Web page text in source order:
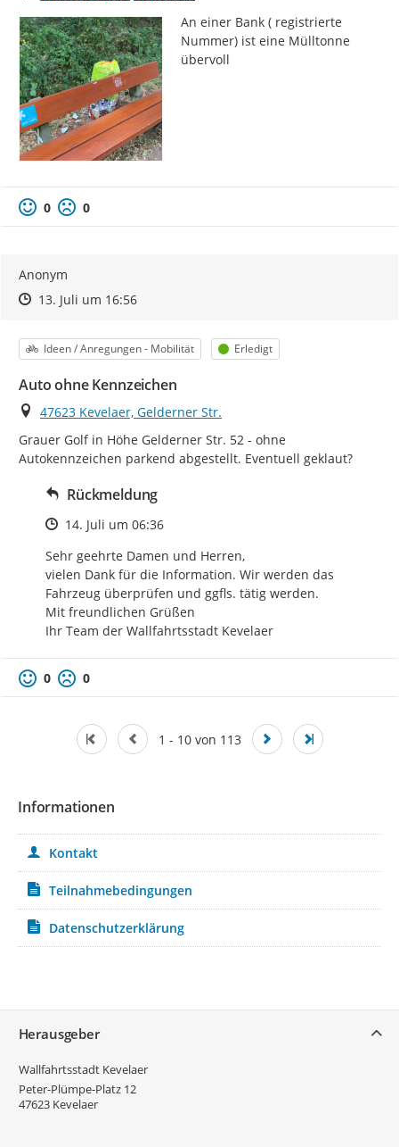
An einer Bank ( registrierte
Nummer) ist eine Mülltonne
übervoll
0 0
Anonym
Zeitpunkt des Erstellens
Zeitpunkt des Erstellens
13. Juli um 16:56Zur Äußerung
Kategorie
Ideen / Anregungen - Mobilität Status
Erledigt
Auto ohne Kennzeichen
Ort
47623 Kevelaer, Gelderner Str.
Grauer Golf in Höhe Gelderner Str. 52 - ohne
Autokennzeichen parkend abgestellt. Eventuell geklaut?
Rückmeldung
Zeitpunkt des Erstellens
14. Juli um 06:36
Sehr geehrte Damen und Herren,
vielen Dank für die Information. Wir werden das
Fahrzeug überprüfen und ggfls. tätig werden.
Mit freundlichen Grüßen
Ihr Team der Wallfahrtsstadt Kevelaer
0 0
1 - 10 von 113
Informationen
Kontakt
Teilnahmebedingungen
Datenschutzerklärung
Herausgeber
Wallfahrtsstadt Kevelaer
Peter-Plümpe-Platz 12
47623 Kevelaer